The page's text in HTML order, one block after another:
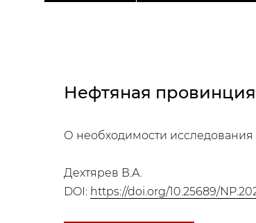
Нефтяная провинция
О необходимости
Дехтярев В.А.
DOI: https://doi.org/10.25689/